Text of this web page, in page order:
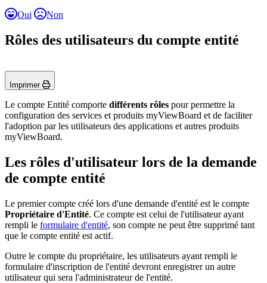
Oui Non
Rôles des utilisateurs du compte entité
Imprimer
Le compte Entité comporte différents rôles pour permettre la
configuration des services et produits myViewBoard et de faciliter
l'adoption par les utilisateurs des applications et autres produits
myViewBoard.
Les rôles d'utilisateur lors de la demande
de compte entité
Le premier compte créé lors d'une demande d'entité est le compte
Propriétaire d'Entité. Ce compte est celui de l'utilisateur ayant
rempli le formulaire d'entité, son compte ne peut être supprimé tant
que le compte entité est actif.
Outre le compte du propriétaire, les utilisateurs ayant rempli le
formulaire d'inscription de l'entité devront enregistrer un autre
utilisateur qui sera l'administrateur de l'entité.